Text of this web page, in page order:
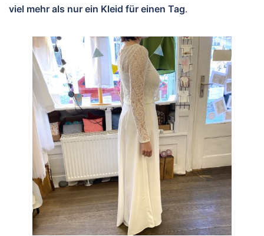
viel mehr als nur ein Kleid für einen Tag.